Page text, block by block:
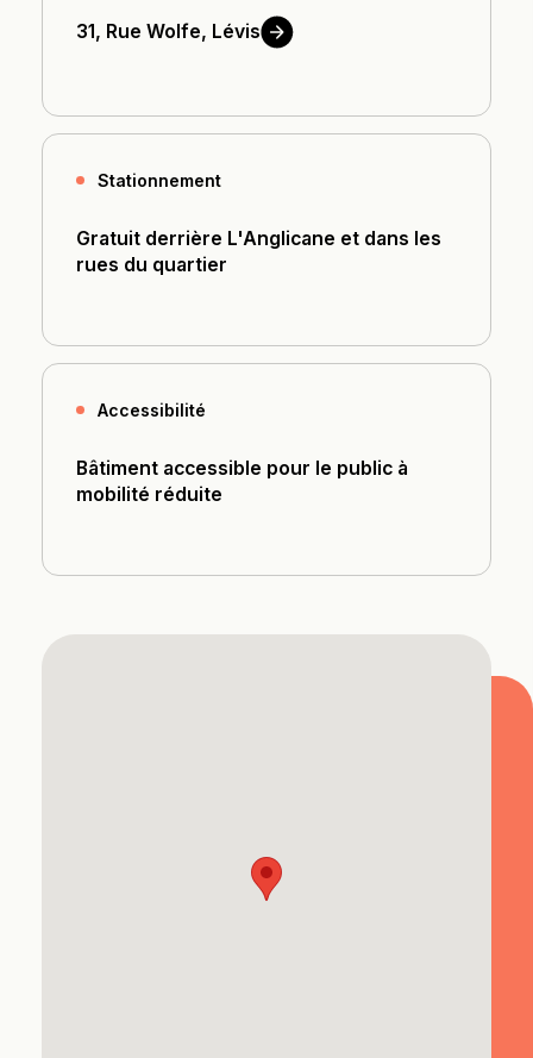
31, Rue Wolfe, Lévis
Stationnement
Gratuit derrière L'Anglicane et dans les
rues du quartier
Accessibilité
Bâtiment accessible pour le public à
mobilité réduite